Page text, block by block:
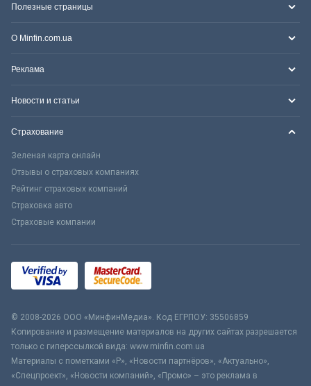
Полезные страницы
О Minfin.com.ua
Реклама
Новости и статьи
Страхование
Зеленая карта онлайн
Отзывы о страховых компаниях
Рейтинг страховых компаний
Страховка авто
Страховые компании
© 2008-2026 ООО «МинфинМедиа». Код ЕГРПОУ: 35506859
Копирование и размещение материалов на других сайтах разрешается
только с гиперссылкой вида: www.minfin.com.ua
Материалы с пометками «Р», «Новости партнёров», «Актуально»,
«Спецпроект», «Новости компаний», «Промо» – это реклама в